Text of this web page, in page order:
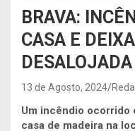
BRAVA:
CASA E
DESALOJADA
13 de Agosto, 2024
Um incêndio ocorrido
casa de madeira na